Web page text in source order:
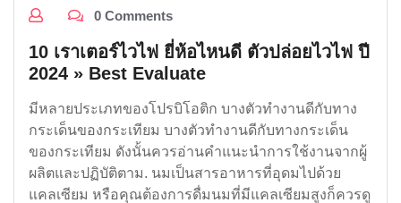
0 Comments
10 เราเตอร์ไวไฟ ยี่ห้อไหนดี ตัวปล่อยไวไฟ ปี
2024 » Best Evaluate
มีหลายประเภทของโปรบิโอติก บางตัวทำงานดีกับทาง
กระเด็นของกระเทียม บางตัวทำงานดีกับทางกระเด็น
ของกระเทียม ดังนั้นควรอ่านคำแนะนำการใช้งานจากผู้
ผลิตและปฏิบัติตาม. นมเป็นสารอาหารที่อุดมไปด้วย
แคลเซียม หรือคุณต้องการดื่มนมที่มีแคลเซียมสูงก็ควรดู